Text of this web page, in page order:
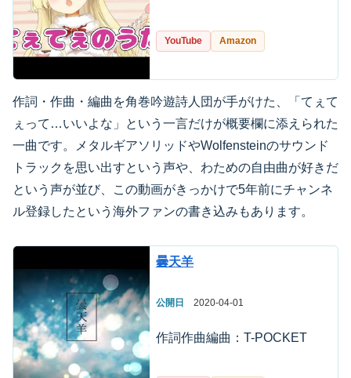
YouTube Amazon
作詞・作曲・編曲を角巻吟遊詩人団が手がけた、「てぇて
ぇって…いいよな」という一言だけが概要欄に添えられた
一曲です。メタルギアソリッドやWolfensteinのサウンド
トラックを思い出すという声や、わための自由曲が好きだ
という声が並び、この動画がきっかけで5年前にチャンネ
ル登録したという海外ファンの書き込みもあります。
曇天羊
公開日 2020-04-01
作詞作曲編曲：T-POCKET